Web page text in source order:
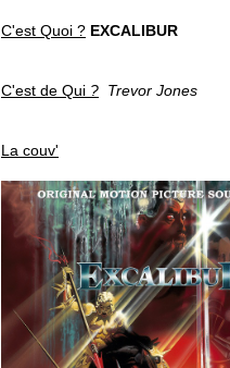
C'est Quoi ? EXCALIBUR
C'est de Qui ? Trevor Jones
La couv'